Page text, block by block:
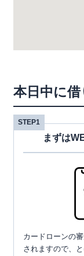
本日中に
STEP1
まずは
カードローンの
されますので、